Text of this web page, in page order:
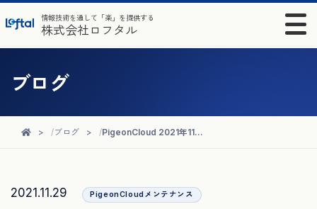
情報技術を通して「楽」を提供する
株式会社ロフタル
ブログ
ブログ PigeonCloud 2021年11月メンテナンス完了のお知らせ
2021.11.29 PigeonCloudメンテナンス